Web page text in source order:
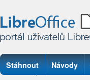
Stáhnout Návody